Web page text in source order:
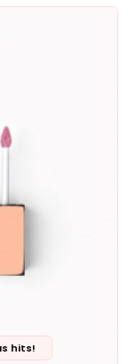
hits!